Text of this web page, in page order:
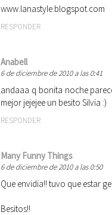
www.lanastyle.blogspot.com
RESPONDER
Anabell
6 de diciembre de 2010 a las 0:41
andaaa q bonita noche
mejor jejejee un besito Silvia :)
RESPONDER
Many Funny Things
6 de diciembre de 2010 a las 0:50
Que envidia!! tuvo que estar
Besitos!!